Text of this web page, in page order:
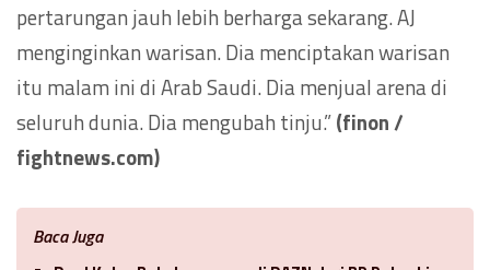
pertarungan jauh lebih berharga sekarang. AJ
menginginkan warisan. Dia menciptakan warisan
itu malam ini di Arab Saudi. Dia menjual arena di
seluruh dunia. Dia mengubah tinju.”(finon /
fightnews.com)
Baca Juga